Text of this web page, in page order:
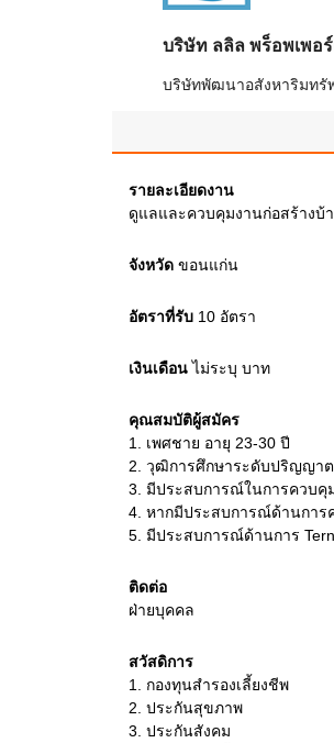
บริษัท ลลิล พร็อพเพอ
บริษัทพัฒนาอสังหาริมทรั
รายละเอียดงาน
ดูแลและควบคุมงานก่อสร้างบ้
จังหวัด ขอนแก่น
อัตราที่รับ 10 อัตรา
เงินเดือนไม่ระบุ บาท
คุณสมบัติผู้สมัคร
1.
เพศชาย อายุ 23-30 ปี
2. วุฒิการศึกษาระดับปริญญาต
3. มีประสบการณ์ในการควบคุ
4. หากมีประสบการณ์ด้านการ
5. มีประสบการณ์ด้านการ
ติดต่อ
ฝ่ายบุคคล
สวัสดิการ
1. กองทุนสำรองเลี้ยงชีพ
2. ประกันสุขภาพ
3. ประกันสังคม